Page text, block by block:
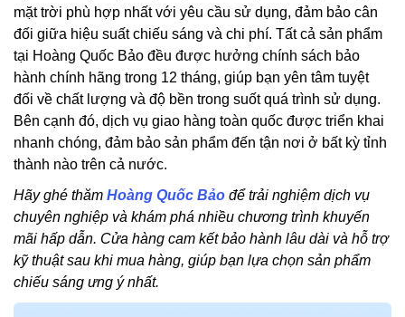
mặt trời phù hợp nhất với yêu cầu sử dụng, đảm bảo cân
đối giữa hiệu suất chiếu sáng và chi phí. Tất cả sản phẩm
tại Hoàng Quốc Bảo đều được hưởng chính sách bảo
hành chính hãng trong 12 tháng, giúp bạn yên tâm tuyệt
đối về chất lượng và độ bền trong suốt quá trình sử dụng.
Bên cạnh đó, dịch vụ giao hàng toàn quốc được triển khai
nhanh chóng, đảm bảo sản phẩm đến tận nơi ở bất kỳ tỉnh
thành nào trên cả nước.
Hãy ghé thăm Hoàng Quốc Bảo để trải nghiệm dịch vụ
chuyên nghiệp và khám phá nhiều chương trình khuyến
mãi hấp dẫn. Cửa hàng cam kết bảo hành lâu dài và hỗ trợ
kỹ thuật sau khi mua hàng, giúp bạn lựa chọn sản phẩm
chiếu sáng ưng ý nhất.